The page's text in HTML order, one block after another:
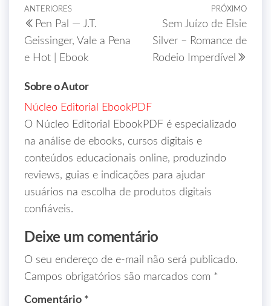
ANTERIORES
Pen Pal — J.T.
Geissinger, Vale a Pena
e Hot | Ebook
PRÓXIMO
Sem Juízo de Elsie
Silver – Romance de
Rodeio Imperdível
Sobre o Autor
Núcleo Editorial EbookPDF
O Núcleo Editorial EbookPDF é especializado
na análise de ebooks, cursos digitais e
conteúdos educacionais online, produzindo
reviews, guias e indicações para ajudar
usuários na escolha de produtos digitais
confiáveis.
Deixe um comentário
O seu endereço de e-mail não será publicado.
Campos obrigatórios são marcados com *
Comentário *